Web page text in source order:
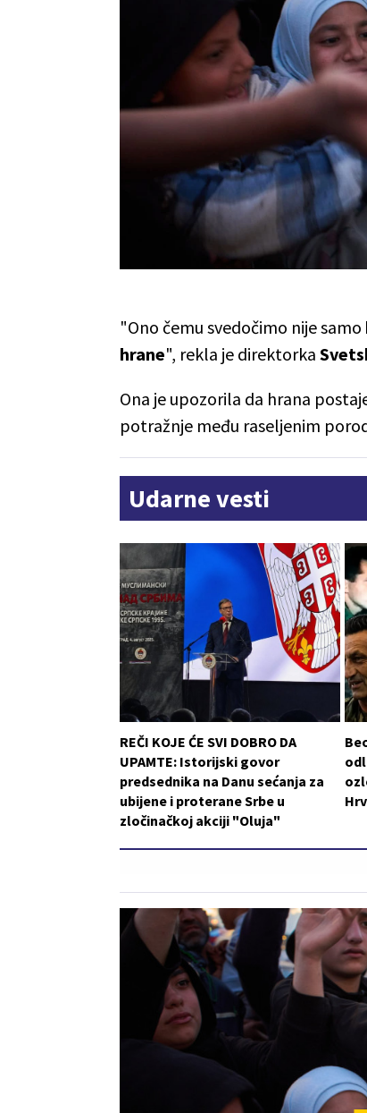
"Ono čemu svedočimo nije samo
hrane", rekla je direktorka
Ona je upozorila da hrana
potražnje među raseljenim
Udarne vesti
REČI KOJE ĆE SVI DOBRO DA
UPAMTE: Istorijski govor
predsednika na Danu sećanja za
ubijene i proterane Srbe u
zločinačkoj akciji "Oluja"